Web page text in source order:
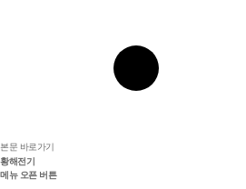
본문 바로가기
황해전기
메뉴 오픈 버튼